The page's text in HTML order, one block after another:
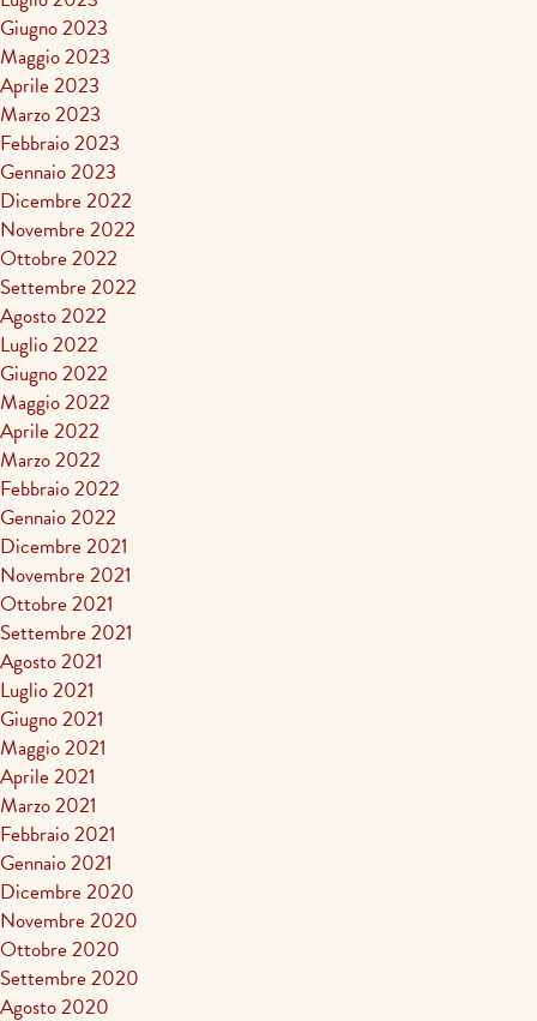
Giugno 2023
Maggio 2023
Aprile 2023
Marzo 2023
Febbraio 2023
Gennaio 2023
Dicembre 2022
Novembre 2022
Ottobre 2022
Settembre 2022
Agosto 2022
Luglio 2022
Giugno 2022
Maggio 2022
Aprile 2022
Marzo 2022
Febbraio 2022
Gennaio 2022
Dicembre 2021
Novembre 2021
Ottobre 2021
Settembre 2021
Agosto 2021
Luglio 2021
Giugno 2021
Maggio 2021
Aprile 2021
Marzo 2021
Febbraio 2021
Gennaio 2021
Dicembre 2020
Novembre 2020
Ottobre 2020
Settembre 2020
Agosto 2020